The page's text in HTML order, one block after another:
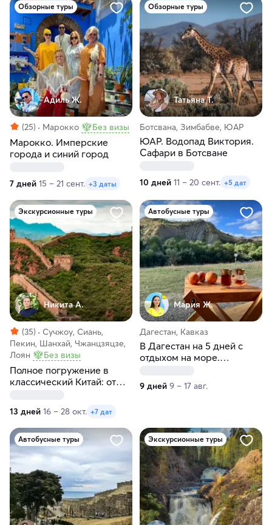
Обзорные туры
Адиль Ж.
(25) Марокко Без визы
Марокко. Имперские
города и синий город
7 дней 15 – 21 сент. +3 даты
Обзорные туры
Татьяна Т.
Ботсвана, Зимбабве, ЮАР
ЮАР. Водопад Виктория.
Сафари в Ботсване
10 дней 11 – 20 сент. +5 дат
Экскурсионные туры
Никита А.
(35)
Сучжоу, Сиань,
Пекин, Шанхай, Чжанцзяцзе,
Лоян
Без визы
Полное погружение в
классический Китай: от
13 дней 16 – 28 окт. +7 дат
Автобусные туры
Мария Ж.
Дагестан, Кавказ
В Дагестан на 5 дней с
отдыхом на море.
9 дней 9 – 17 авг.
Автобусные туры Экскурсионные туры